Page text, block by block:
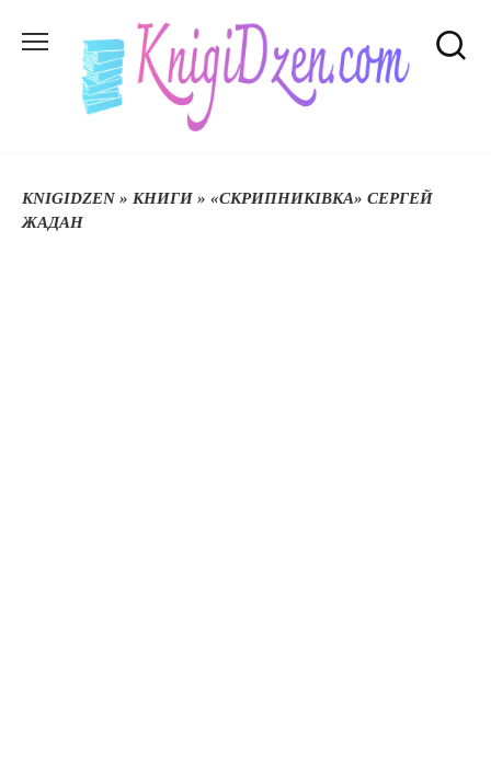
до
KNIGIDZEN» КНИГИ » «СКРИПНИКІВКА» СЕРГЕЙ
ЖАДАН